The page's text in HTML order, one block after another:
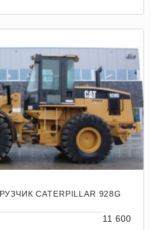
CATERPILLAR 928G
11 600